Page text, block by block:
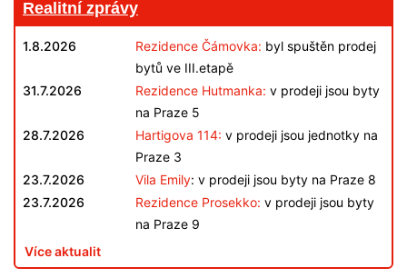
Realitní zprávy
1.8.2026 Rezidence Čámovka: byl spuštěn prodej
bytů ve III.etapě
31.7.2026
Rezidence Hutmanka: v prodeji jsou byty
na Praze 5
28.7.2026
Hartigova 114: v prodeji jsou jednotky na
Praze 3
23.7.2026
Vila Emily: v prodeji jsou byty na Praze 8
23.7.2026
Rezidence Prosekko: v prodeji jsou byty
na Praze 9
Více aktualit